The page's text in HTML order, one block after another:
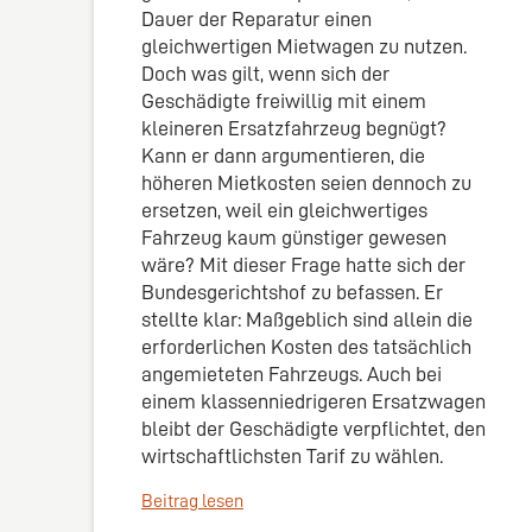
Dauer der Reparatur einen
gleichwertigen Mietwagen zu nutzen.
Doch was gilt, wenn sich der
Geschädigte freiwillig mit einem
kleineren Ersatzfahrzeug begnügt?
Kann er dann argumentieren, die
höheren Mietkosten seien dennoch zu
ersetzen, weil ein gleichwertiges
Fahrzeug kaum günstiger gewesen
wäre? Mit dieser Frage hatte sich der
Bundesgerichtshof zu befassen. Er
stellte klar: Maßgeblich sind allein die
erforderlichen Kosten des tatsächlich
angemieteten Fahrzeugs. Auch bei
einem klassenniedrigeren Ersatzwagen
bleibt der Geschädigte verpflichtet, den
wirtschaftlichsten Tarif zu wählen.
Beitrag lesen